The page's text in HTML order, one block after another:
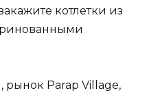
котлетки из
рынок Parap Village,